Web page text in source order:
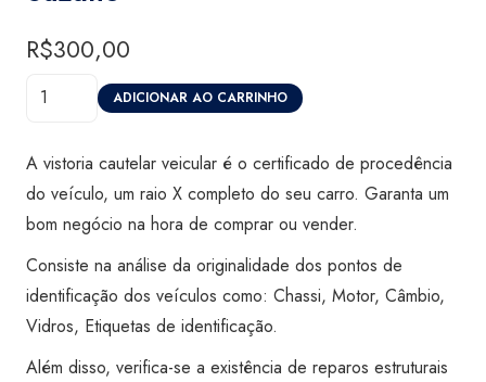
R$300,00
Vistoria
Super
Visão
quantidade
ADICIONAR AO CARRINHO
A vistoria cautelar veicular é o certificado de procedência
do veículo, um raio X completo do seu carro. Garanta um
bom negócio na hora de comprar ou vender.
Consiste na análise da originalidade dos pontos de
identificação dos veículos como: Chassi, Motor, Câmbio,
Vidros, Etiquetas de identificação.
Além disso, verifica-se a existência de reparos estruturais